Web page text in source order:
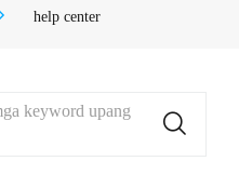
help center
keyword upang